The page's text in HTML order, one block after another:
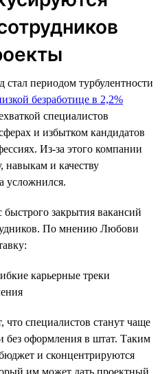
периодом турбулентности
безработице в 2,2%
специалистов
и избытком кандидатов
Из-за этого компании
навыкам и качеству
усложнился.
закрытия вакансий
По мнению Любови
карьерные треки
что специалистов станут чаще
без оформления в штат. Таким
и сконцентрируются
им может дать проектный